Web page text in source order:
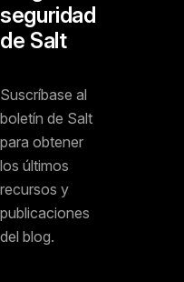
seguridad
de Salt
Suscríbase al
boletín de Salt
para obtener
los últimos
recursos y
publicaciones
del blog.